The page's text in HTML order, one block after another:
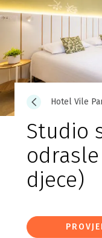
Hotel Vile
Studio
djece)